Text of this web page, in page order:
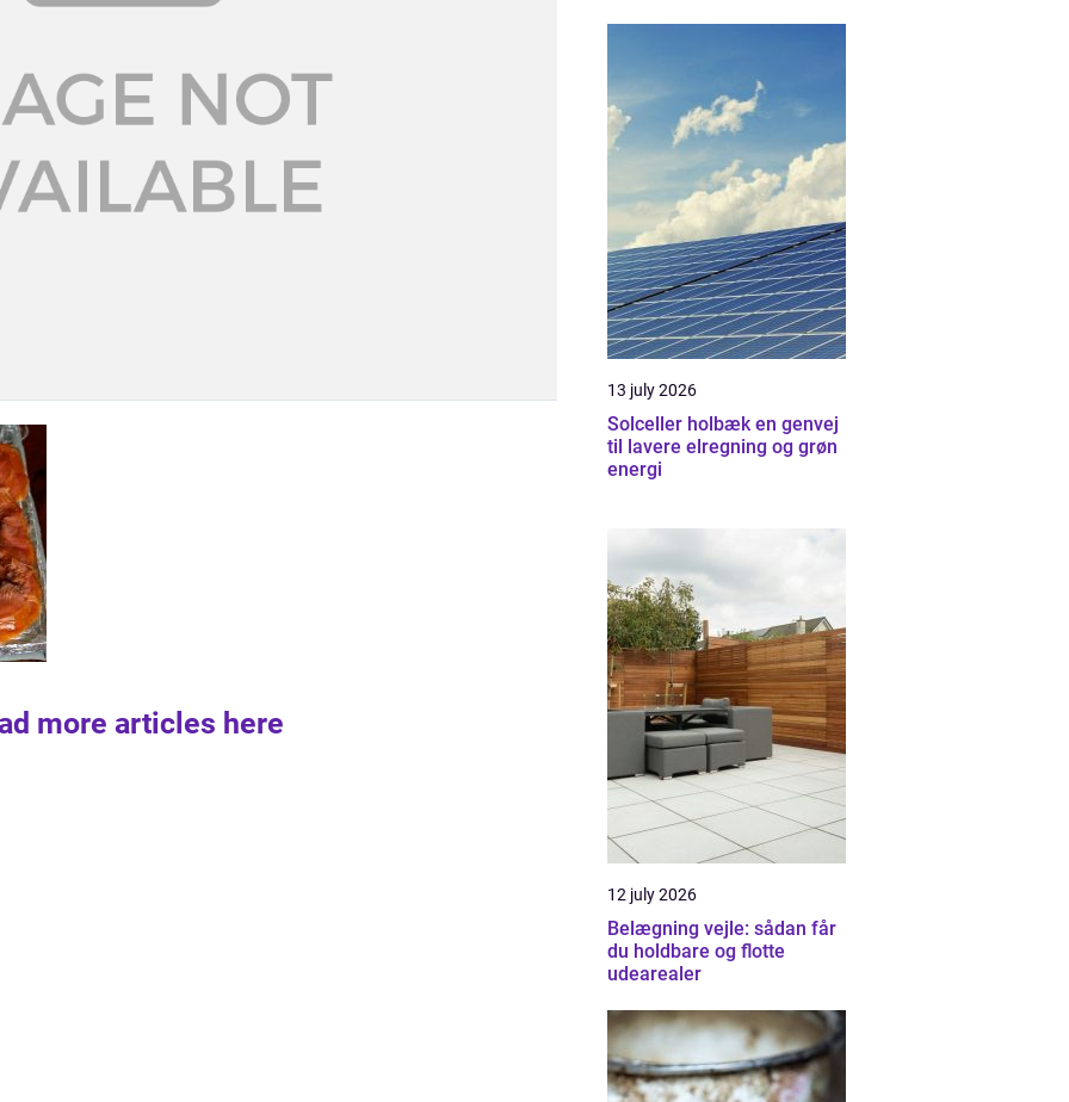
more articles here
13 july 2026
Solceller holbæk en genvej
til lavere elregning og grøn
energi
12 july 2026
Belægning vejle: sådan får
du holdbare og flotte
udearealer